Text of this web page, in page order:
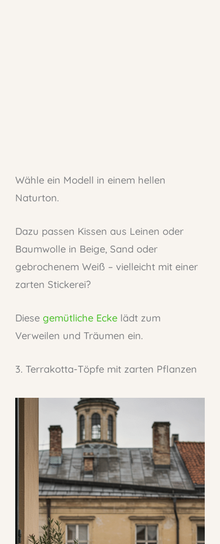
Wähle ein Modell in einem hellen
Naturton.
Dazu passen Kissen aus Leinen oder
Baumwolle in Beige, Sand oder
gebrochenem Weiß – vielleicht mit einer
zarten Stickerei?
Diese gemütliche Eckelädt zum
Verweilen und Träumen ein.
3. Terrakotta-Töpfe mit zarten Pflanzen